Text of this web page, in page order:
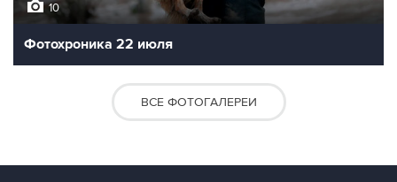
10
Фотохроника 22 июля
ВСЕ ФОТОГАЛЕРЕИ